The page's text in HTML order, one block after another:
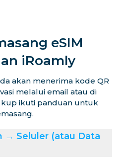
eSIM
iRoamly
akan menerima kode QR
melalui email atau di
ikuti panduan untuk
→ Seluler (atau Data